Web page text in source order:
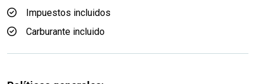
Impuestos incluidos
Carburante incluido